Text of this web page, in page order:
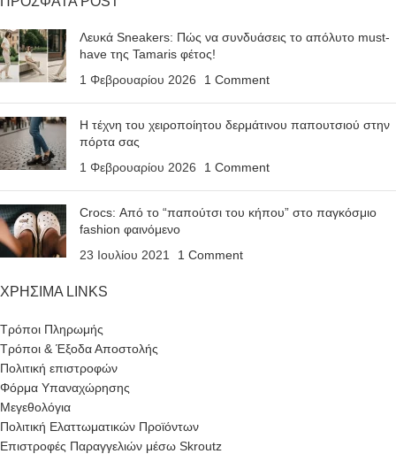
Λευκά Sneakers: Πώς να συνδυάσεις το απόλυτο must-
have της Tamaris φέτος!
1 Φεβρουαρίου 2026
1 Comment
Η τέχνη του χειροποίητου δερμάτινου παπουτσιού στην
πόρτα σας
1 Φεβρουαρίου 2026
1 Comment
Crocs: Από το “παπούτσι του κήπου” στο παγκόσμιο
fashion φαινόμενο
23 Ιουλίου 2021
1 Comment
ΧΡΗΣΙΜΑ LINKS
Τρόποι Πληρωμής
Τρόποι & Έξοδα Αποστολής
Πολιτική επιστροφών
Φόρμα Υπαναχώρησης
Μεγεθολόγια
Πολιτική Ελαττωματικών Προϊόντων
Επιστροφές Παραγγελιών μέσω Skroutz